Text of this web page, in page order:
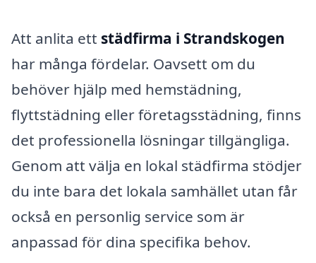
Att anlita ett städfirma i Strandskogen
har många fördelar. Oavsett om du
behöver hjälp med hemstädning,
flyttstädning eller företagsstädning, finns
det professionella lösningar tillgängliga.
Genom att välja en lokal städfirma stödjer
du inte bara det lokala samhället utan får
också en personlig service som är
anpassad för dina specifika behov.